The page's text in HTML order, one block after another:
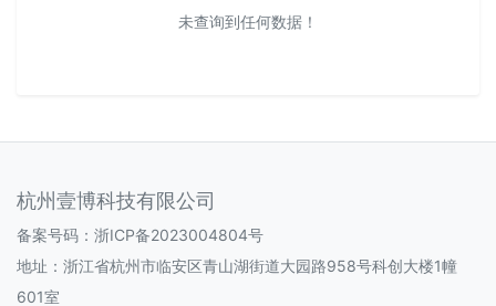
未查询到任何数据！
杭州壹博科技有限公司
备案号码： 浙ICP备2023004804号
地址：浙江省杭州市临安区青山湖街道大园路958号科创大楼1幢
601室